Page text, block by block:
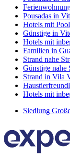
Pousadas in
Hotels mit
Günstige in
Hotels mit
Familien in
Strand nahe
Günstige nahe
Strand in Vila
Hotels mit
Siedlung